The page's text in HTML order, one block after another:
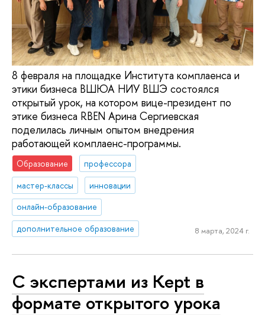
8 февраля на площадке Института комплаенса и
этики бизнеса ВШЮА НИУ ВШЭ состоялся
открытый урок, на котором вице-президент по
этике бизнеса RBEN Арина Сергиевская
поделилась личным опытом внедрения
работающей комплаенс-программы.
Образование
профессора
мастер-классы
инновации
онлайн-образование
дополнительное образование
8 марта, 2024 г.
С экспертами из Kept в
формате открытого урока